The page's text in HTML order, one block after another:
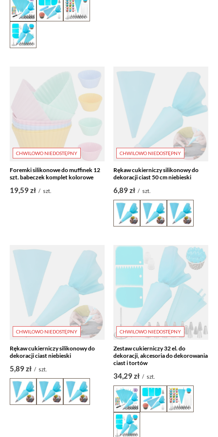
CHWILOWO NIEDOSTĘPNY
Foremki silikonowe do muffinek 12
szt. babeczek komplet kolorowe
19,59 zł / szt.
CHWILOWO NIEDOSTĘPNY
Rękaw cukierniczy silikonowy do
dekoracji ciast 50 cm niebieski
6,89 zł / szt.
CHWILOWO NIEDOSTĘPNY
Rękaw cukierniczy silikonowy do
dekoracji ciast niebieski
5,89 zł / szt.
CHWILOWO NIEDOSTĘPNY
Zestaw cukierniczy 32 el. do
dekoracji, akcesoria do dekorowania
ciast i tortów
34,29 zł / szt.